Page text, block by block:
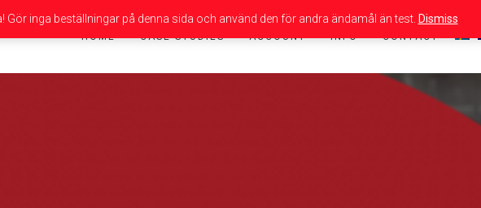
HOME CASE STUDIES ACCOUNT INFO CONTACT
Gör inga beställningar på denna sida och använd den för andra ändamål än test. Dismiss